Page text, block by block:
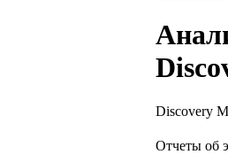
Discovery
Отчеты об